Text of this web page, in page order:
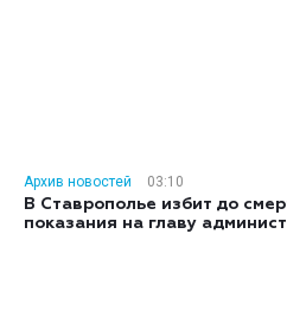
Архив новостей
03:10
В Ставрополье избит до
показания на главу